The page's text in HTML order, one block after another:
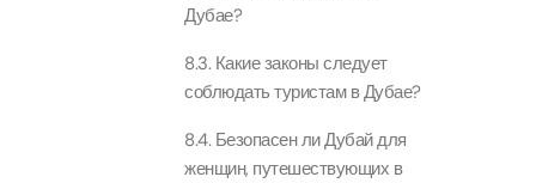
Дубае?
8.3. Какие законы следует
соблюдать туристам в Дубае?
8.4. Безопасен ли Дубай для
женщин, путешествующих в